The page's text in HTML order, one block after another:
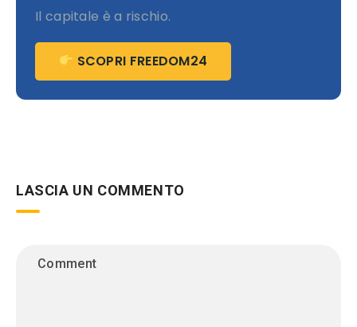
Il capitale è a rischio.
SCOPRI FREEDOM24
LASCIA UN COMMENTO